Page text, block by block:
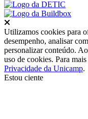
Utilizamos cookies para
desempenho, analisar
personalizar conteúdo.
uso de cookies. Para
Privacidade da Unicamp.
Estou ciente